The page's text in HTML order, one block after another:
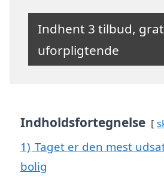
Indhent 3 tilbud,
uforpligtende
Indholdsfortegnelse
1) Taget er den mest
bolig